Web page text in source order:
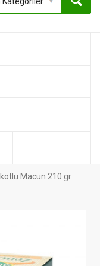
Macun 210 gr